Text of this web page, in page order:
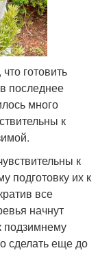
готовить
последнее
много
к
к
подготовку их к
все
начнут
подзимнему
сделать еще до